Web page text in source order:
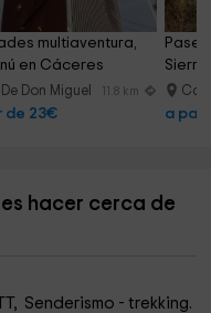
multiaventura,
en Cáceres
De Don Miguel 11.8 km
de 23€ a
hacer cerca de
Senderismo - trekking.